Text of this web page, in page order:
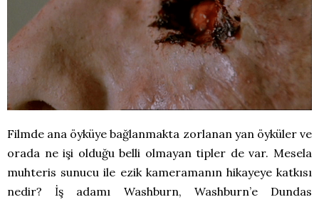
Filmde ana öyküye bağlanmakta zorlanan yan öyküler ve
orada ne işi olduğu belli olmayan tipler de var. Mesela
muhteris sunucu ile ezik kameramanın hikayeye katkısı
nedir? İş adamı Washburn, Washburn’e Dundas